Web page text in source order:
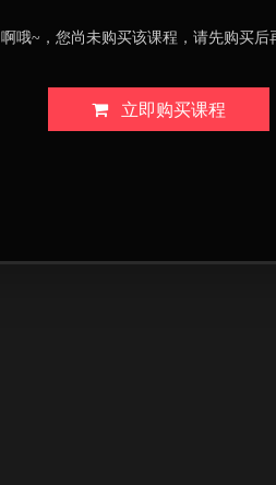
啊哦~，您尚未购买该课程，请先购买后
立即购买课程